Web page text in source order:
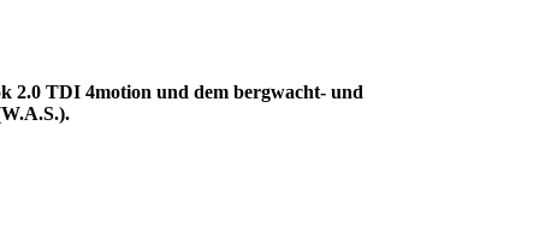
2.0 TDI 4motion und dem bergwacht- und